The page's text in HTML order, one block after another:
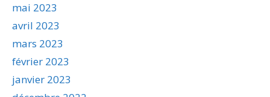
mai 2023
avril 2023
mars 2023
février 2023
janvier 2023